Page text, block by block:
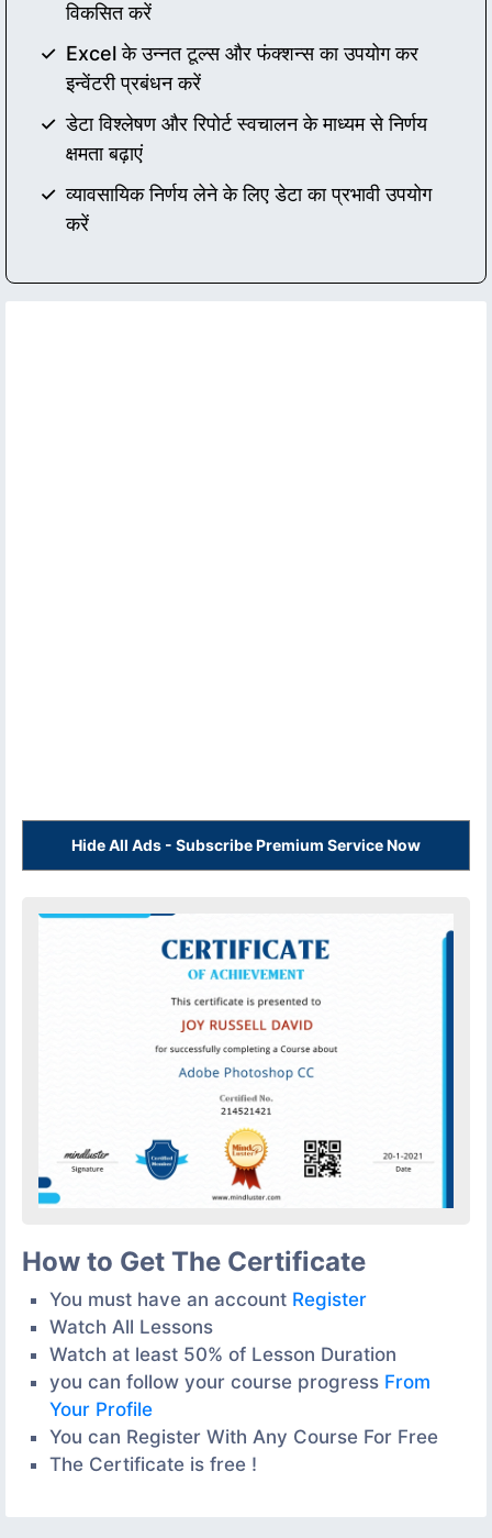
विकसित करें
Excel के उन्नत टूल्स और फंक्शन्स का उपयोग कर
इन्वेंटरी प्रबंधन करें
डेटा विश्लेषण और रिपोर्ट स्वचालन के माध्यम से निर्णय
क्षमता बढ़ाएं
व्यावसायिक निर्णय लेने के लिए डेटा का प्रभावी उपयोग
करें
Hide All Ads - Subscribe Premium Service Now
How to Get The Certificate
You must have an account Register
Watch All Lessons
Watch at least 50% of Lesson Duration
you can follow your course progress From
Your Profile
You can Register With Any Course For Free
The Certificate is free !